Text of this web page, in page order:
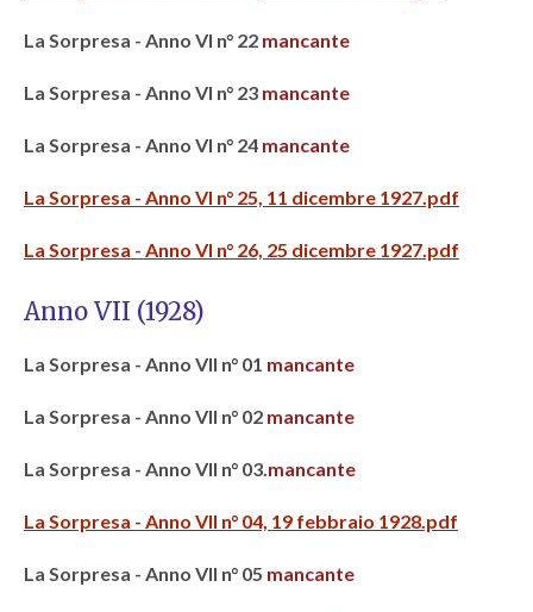
La Sorpresa - Anno VI n° 22 mancante
La Sorpresa - Anno VI n° 23 mancante
La Sorpresa - Anno VI n° 24 mancante
La Sorpresa - Anno VI n° 25, 11 dicembre 1927.pdf
La Sorpresa - Anno VI n° 26, 25 dicembre 1927.pdf
Anno VII (1928)
La Sorpresa - Anno VII n° 01 mancante
La Sorpresa - Anno VII n° 02 mancante
La Sorpresa - Anno VII n° 03. mancante
La Sorpresa - Anno VII n° 04, 19 febbraio 1928.pdf
La Sorpresa - Anno VII n° 05 mancante